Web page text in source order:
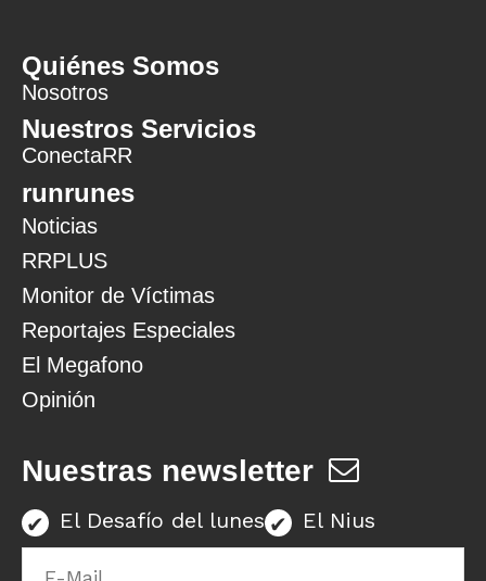
Quiénes Somos
Nosotros
Nuestros Servicios
ConectaRR
runrunes
Noticias
RRPLUS
Monitor de Víctimas
Reportajes Especiales
El Megafono
Opinión
Nuestras newsletter
El Desafío del lunes El Nius